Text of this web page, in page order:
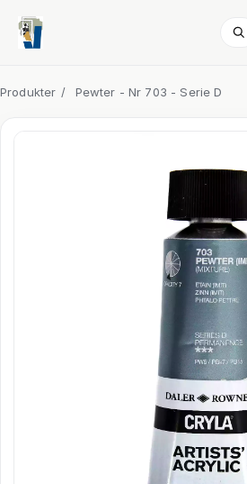
Produkter / Pewter - Nr 703 - Serie D